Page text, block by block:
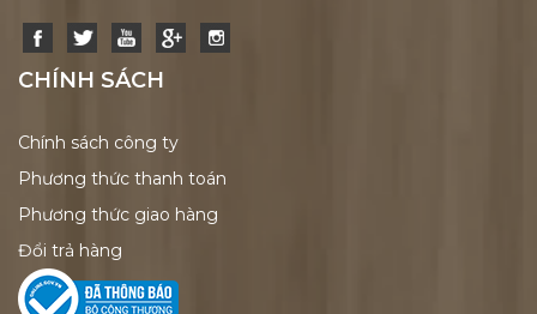
CHÍNH SÁCH
Chính sách công ty
Phương thức thanh toán
Phương thức giao hàng
Đổi trả hàng